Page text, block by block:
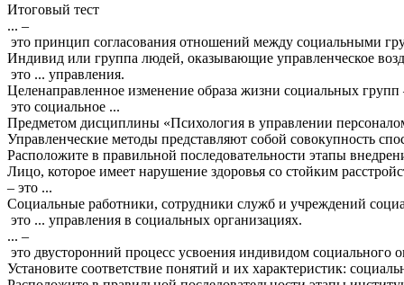
Итоговый тест
... –
это принцип согласования отношений между социальными
Индивид или группа людей, оказывающие управленческое
это ... управления.
Целенаправленное изменение образа жизни социальных групп
это социальное ...
Предметом дисциплины «Психология в управлении
Управленческие методы представляют собой совокупность
Расположите в правильной последовательности этапы
Лицо, которое имеет нарушение здоровья со стойким
– это ...
Социальные работники, сотрудники служб и учреждений
это ... управления в социальных организациях.
... –
это двусторонний процесс усвоения индивидом социального
Установите соответствие понятий и их характеристик: